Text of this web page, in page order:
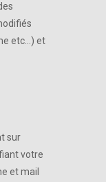
etc…) et
sur
votre
et mail